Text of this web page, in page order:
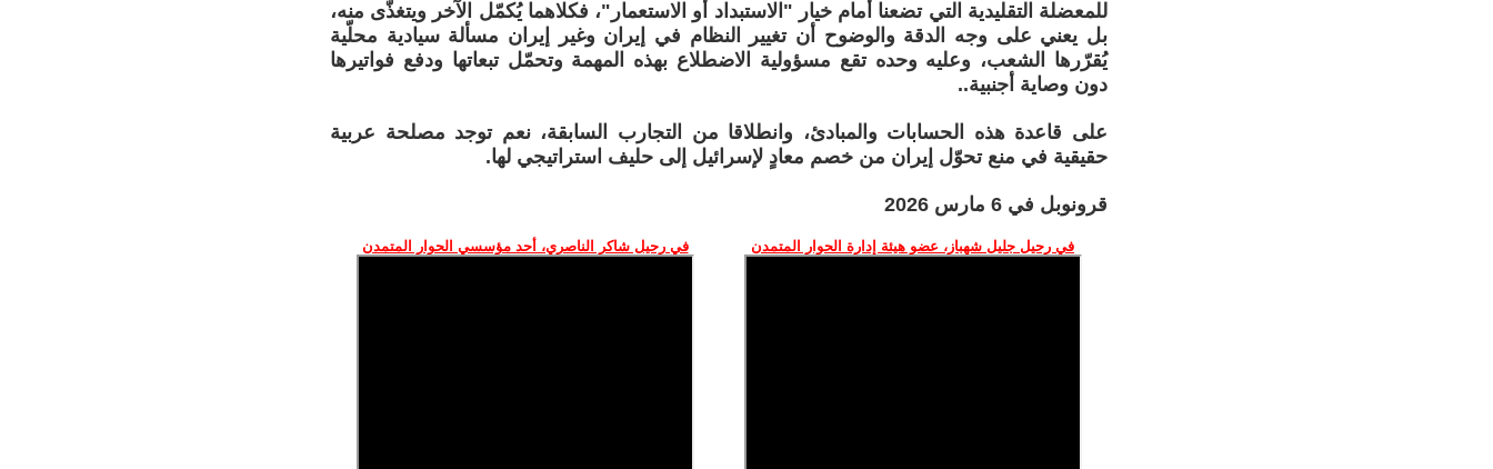
للمعضلة التقليدية التي تضعنا أمام خيار "الاستبداد أو الاستعمار"، فكلاهما يُكمّل الآخر ويتغذّى منه،
بل يعني على وجه الدقة والوضوح أن تغيير النظام في إيران وغير إيران مسألة سيادية محلّية
يُقرّرها الشعب، وعليه وحده تقع مسؤولية الاضطلاع بهذه المهمة وتحمّل تبعاتها ودفع فواتيرها
دون وصاية أجنبية..
على قاعدة هذه الحسابات والمبادئ، وانطلاقا من التجارب السابقة، نعم توجد مصلحة عربية
حقيقية في منع تحوّل إيران من خصم معادٍ لإسرائيل إلى حليف استراتيجي لها.
قرونوبل في 6 مارس 2026
في رحيل جليل شهباز، عضو هيئة إدارة الحوار المتمدن في رحيل شاكر الناصري، أحد مؤسسي الحوار المتمدن